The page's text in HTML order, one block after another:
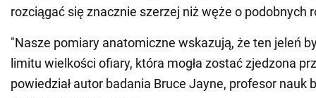
rozciągać się znacznie szerzej niż węże o podobnych
"Nasze pomiary anatomiczne wskazują, że ten jeleń
limitu wielkości ofiary, która mogła zostać zjedzona
powiedział autor badania Bruce Jayne, profesor nauk